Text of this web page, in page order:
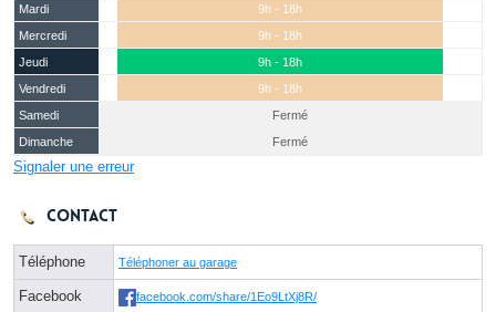
Mardi
9h - 18h
Mercredi
9h - 18h
Jeudi
9h - 18h
Vendredi
9h - 18h
Samedi
Fermé
Dimanche
Fermé
Signaler une erreur
Contact
Téléphone Téléphoner au garage
Facebook facebook.com/share/1Eo9LtXj8R/